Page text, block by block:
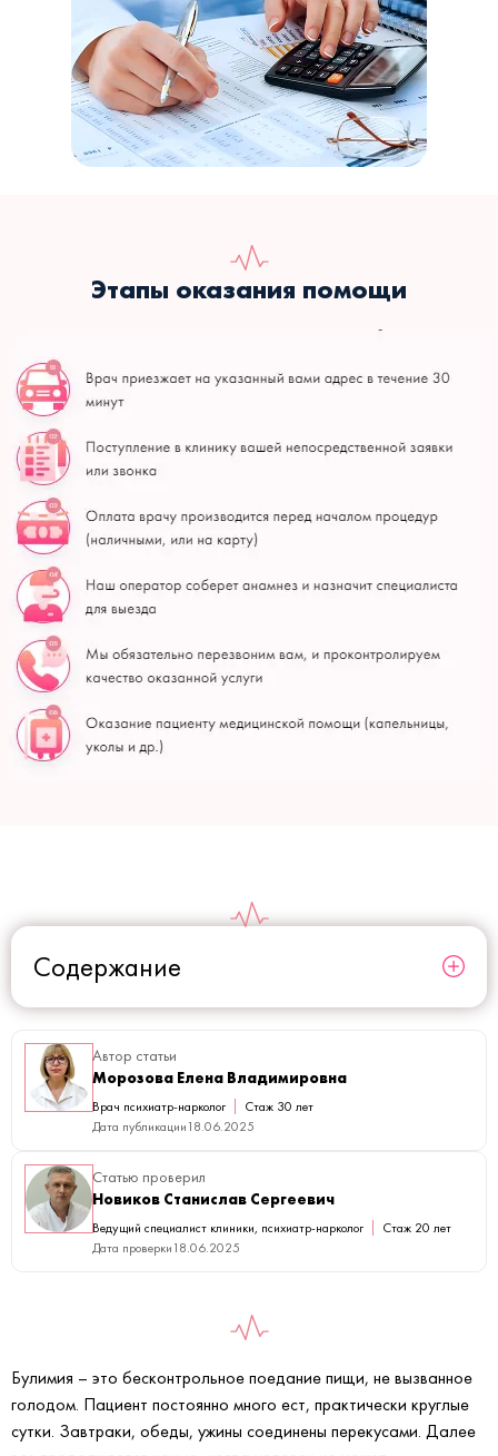
Этапы оказания помощи
Содержание
Автор статьи
Морозова Елена Владимировна
Врач психиатр-нарколог
Стаж 30 лет
Дата публикации 18.06.2025
Статью проверил
Новиков Станислав Сергеевич
Ведущий специалист клиники, психиатр-нарколог
Стаж 20 лет
Дата проверки 18.06.2025
Булимия – это бесконтрольное поедание пищи, не вызванное
голодом. Пациент постоянно много ест, практически круглые
сутки. Завтраки, обеды, ужины соединены перекусами. Далее